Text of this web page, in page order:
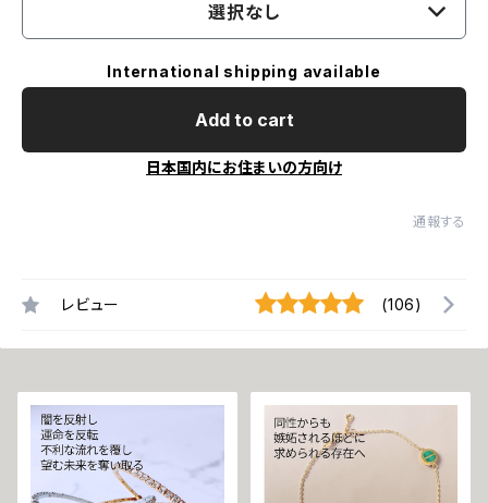
選択なし
International shipping available
Add to cart
日本国内にお住まいの方向け
通報する
レビュー (106)